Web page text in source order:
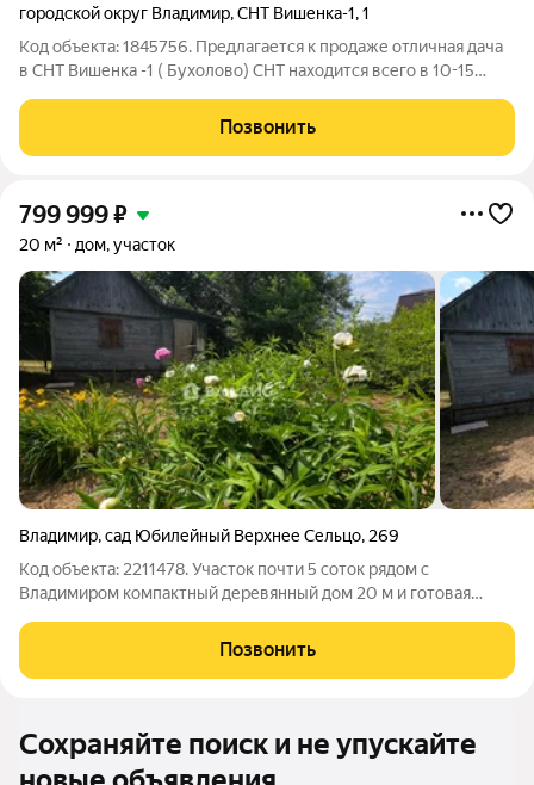
городской округ Владимир,СНТ Вишенка-1,1
Код объекта: 1845756. Предлагается к продаже отличная дача
в СНТ Вишенка -1 ( Бухолово) СНТ находится всего в 10-15
два этажа : на первом этаже кухня ,коридор и две комнаты, на
втором этаже-
Позвонить
799 999₽
20 м² дом, участок
Владимир,сад Юбилейный Верхнее Сельцо, 269
Код объекта: 2211478. Участок почти 5 соток рядом с
Владимиром компактный деревянный дом 20 м и готовая
электричества, есть возможность провести газ ( да да ГАЗ) и
проводной интернет. Удобный
Позвонить
Сохраняйте поиск и не упускайте